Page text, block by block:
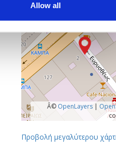
Allow all
+
Â© OpenLayers|
Προβολή μεγαλύτερου